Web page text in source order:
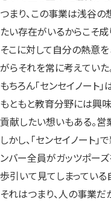
つまり、この事業は浅谷の
たい存在がいるからこそ成
そこに対して自分の熱意
がらそれを常に考えていた
もちろん「センセイノート
もともと教育分野には興
貢献したい想いもある。営
しかし、「センセイノート
ンバー全員がガッツポー
歩引いて見てしまってい
それはつまり、人の事業だ